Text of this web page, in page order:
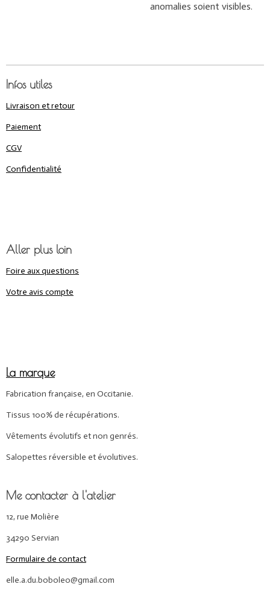
anomalies soient visibles.
Infos utiles
Livraison et retour
Paiement
CGV
Confidentialité
Aller plus loin
Foire aux questions
Votre avis compte
La marque
Fabrication française, en Occitanie.
Tissus 100% de récupérations.
Vêtements évolutifs et non genrés.
Salopettes réversible et évolutives.
Me contacter à l'atelier
12, rue Molière
34290 Servian
Formulaire de contact
elle.a.du.boboleo@gmail.com